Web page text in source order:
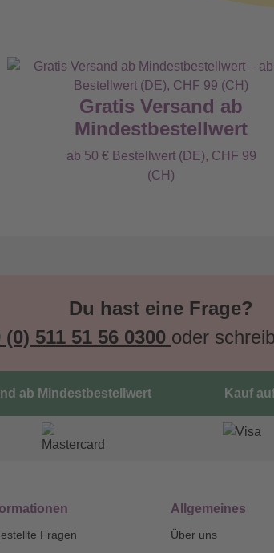
Gratis Versand ab
Mindestbestellwert
ab 50 € Bestellwert (DE), CHF 99
(CH)
Du hast eine Frage?
(0) 511 51 56 0300 oder
ab Mindestbestellwert Kauf
Fragen
Allgemeines
Über uns